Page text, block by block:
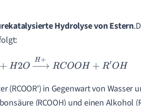
Hydrolyse von Estern
O R′+H2O→H+ RCOOH+R′O H
(RCOOR') in Gegenwart von Wasser
(RCOOH) und einen Alkohol